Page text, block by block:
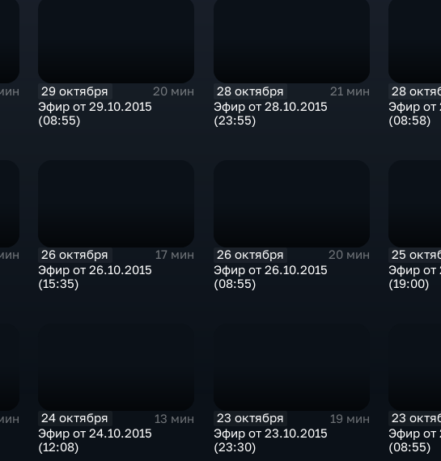
29 октября
20 мин
Эфир от 29.10.2015
(08:55)
28 октября
21 мин
Эфир от 28.10.2015
(23:55)
28
Эфир от
(08:58)
26 октября
17 мин
Эфир от 26.10.2015
(15:35)
26 октября
20 мин
Эфир от 26.10.2015
(08:55)
25
Эфир от
(19:00)
24 октября
13 мин
Эфир от 24.10.2015
(12:08)
23 октября
19 мин
Эфир от 23.10.2015
(23:30)
23
Эфир от
(08:55)